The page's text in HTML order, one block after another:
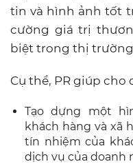
tin và hình ảnh tốt
cường giá trị
biệt trong thị
Cụ thể, PR giúp
Tạo dựng một
khách hàng và xã
tín nhiệm của
dịch vụ của doanh